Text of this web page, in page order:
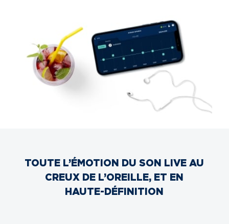
TOUTE L’ÉMOTION DU SON LIVE AU
CREUX DE L’OREILLE, ET EN
HAUTE-DÉFINITION